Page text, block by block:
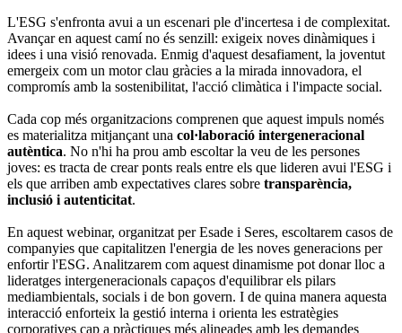
L'ESG s'enfronta avui a un escenari ple d'incertesa i de complexitat.
Avançar en aquest camí no és senzill: exigeix ​​noves dinàmiques i
idees i una visió renovada. Enmig d'aquest desafiament, la joventut
emergeix com un motor clau gràcies a la mirada innovadora, el
compromís amb la sostenibilitat, l'acció climàtica i l'impacte social.
Cada cop més organitzacions comprenen que aquest impuls només
es materialitza mitjançant una col·laboració intergeneracional
autèntica. No n'hi ha prou amb escoltar la veu de les persones
joves: es tracta de crear ponts reals entre els que lideren avui l'ESG i
els que arriben amb expectatives clares sobre transparència,
inclusió i autenticitat.
En aquest webinar, organitzat per Esade i Seres, escoltarem casos de
companyies que capitalitzen l'energia de les noves generacions per
enfortir l'ESG. Analitzarem com aquest dinamisme pot donar lloc a
lideratges intergeneracionals capaços d'equilibrar els pilars
mediambientals, socials i de bon govern. I de quina manera aquesta
interacció enforteix la gestió interna i orienta les estratègies
corporatives cap a pràctiques més alineades amb les demandes